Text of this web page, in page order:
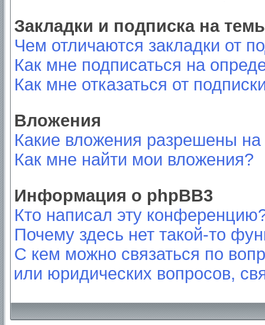
Закладки и подписка на
Чем отличаются закладки от
Как мне подписаться на
Как мне отказаться от
Вложения
Какие вложения разрешены
Как мне найти мои вложения?
Информация о phpBB3
Кто написал эту
Почему здесь нет такой-то
С кем можно связаться по
или юридических вопросов,